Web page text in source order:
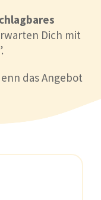
Dich mit
das Angebot